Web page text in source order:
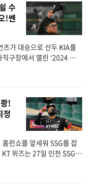
수
!쎈
가 대승으로 선두 KIA를
구장에서 열린 ‘2024 신한
!
정
런쇼를 앞세워 SSG를 잡
위즈는 27일 인천 SSG랜